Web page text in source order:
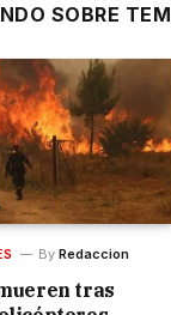
SOBRE
By Redaccion
tras